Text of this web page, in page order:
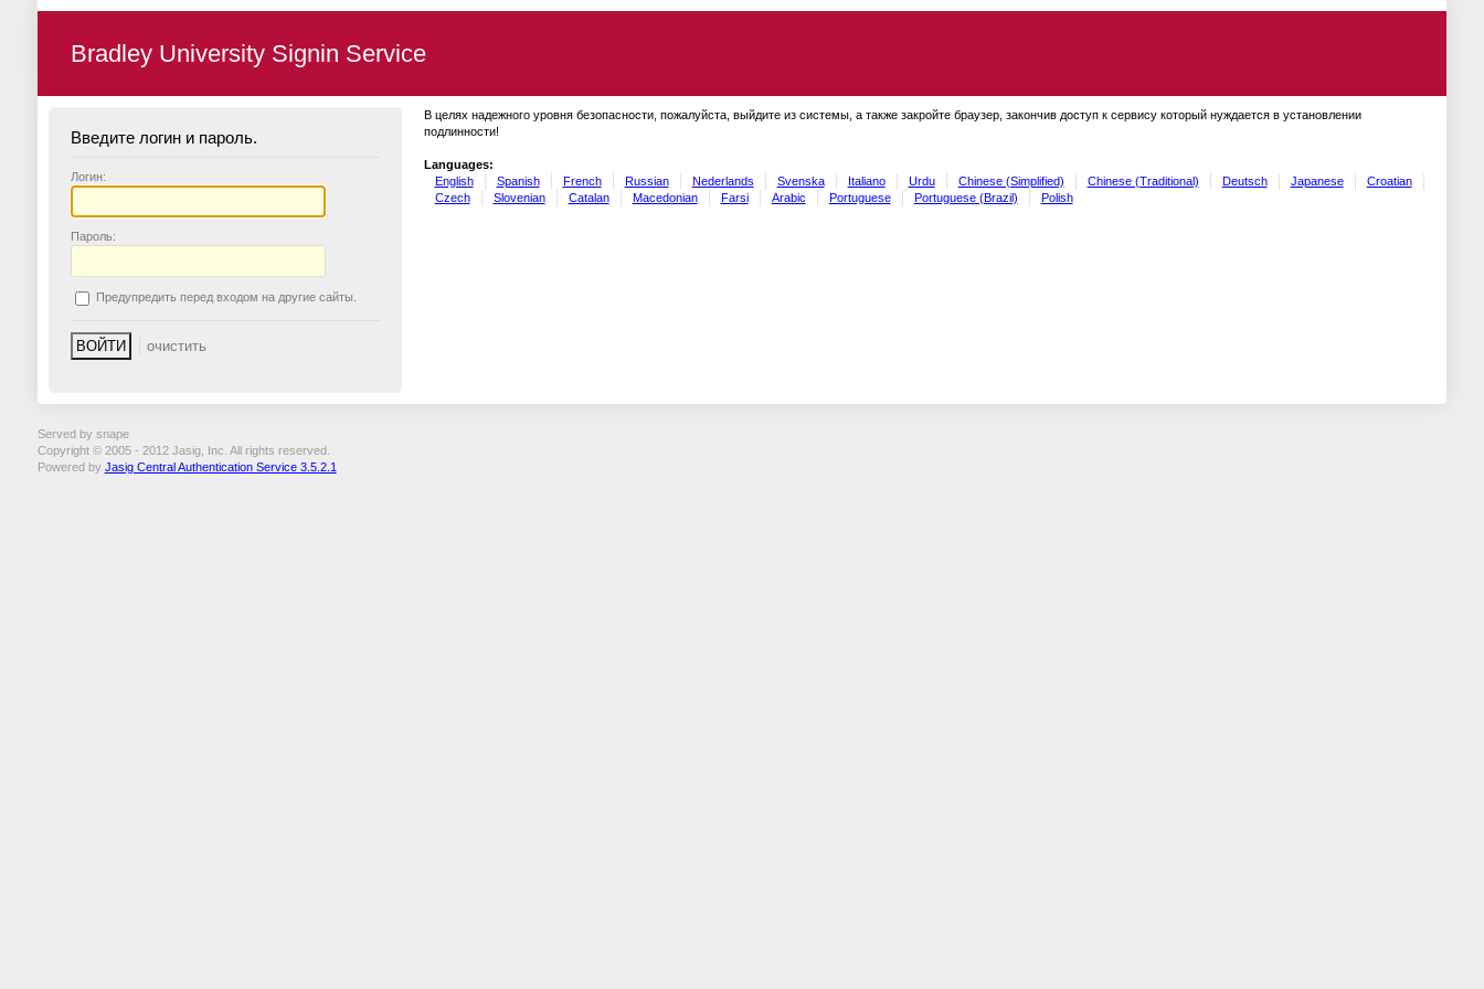
Bradley University Signin Service
Введите логин и пароль.
Логин:
Пароль:
Предупредить перед входом на другие сайты.
В целях надежного уровня безопасности, пожалуйста, выйдите из системы, а также закройте браузер, закончив доступ к сервису который нуждается в установлении
подлинности!
Languages:
English
Spanish French Russian Nederlands Svenska Italiano Urdu Chinese (Simplified) Chinese (Traditional) Deutsch Japanese
Croatian
Czech
Slovenian Catalan Macedonian Farsi Arabic Portuguese Portuguese (Brazil) Polish
Served by snape
Copyright © 2005 - 2012 Jasig, Inc. All rights reserved.
Powered by Jasig Central Authentication Service 3.5.2.1